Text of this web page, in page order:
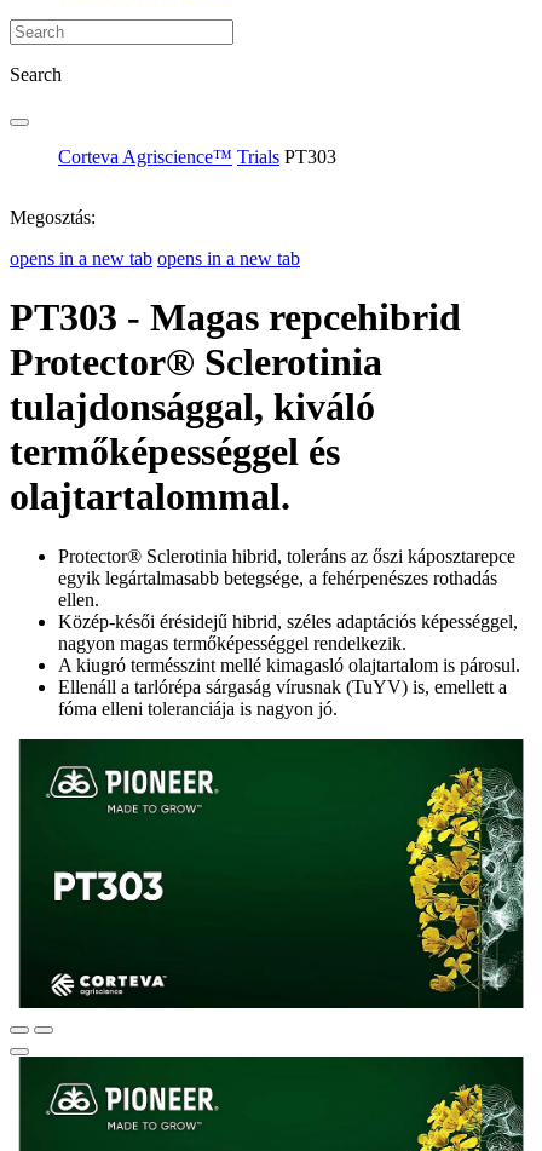
Search
Corteva Agriscience™ Trials PT303
Megosztás:
opens in a new tab opens in a new tab
PT303 - Magas repcehibrid
Protector® Sclerotinia
tulajdonsággal, kiváló
termőképességgel és
olajtartalommal.
Protector® Sclerotinia hibrid, toleráns az őszi káposztarepce
egyik legártalmasabb betegsége, a fehérpenészes rothadás
ellen.
Közép-késői érésidejű hibrid, széles adaptációs képességgel,
nagyon magas termőképességgel rendelkezik.
A kiugró termésszint mellé kimagasló olajtartalom is párosul.
Ellenáll a tarlórépa sárgaság vírusnak (TuYV) is, emellett a
fóma elleni toleranciája is nagyon jó.